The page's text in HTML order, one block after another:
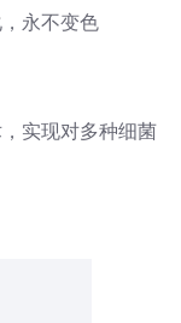
永不变色
实现对多种细菌